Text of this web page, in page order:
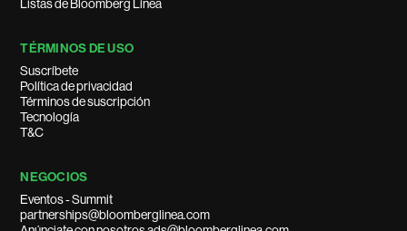
Listas de Bloomberg Línea
TÉRMINOS DE USO
Suscríbete
Política de privacidad
Términos de suscripción
Tecnología
T&C
NEGOCIOS
Eventos - Summit
partnerships@bloomberglinea.com